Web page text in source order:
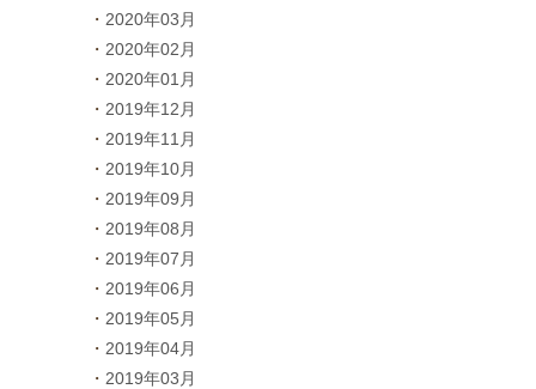
2020年03月
2020年02月
2020年01月
2019年12月
2019年11月
2019年10月
2019年09月
2019年08月
2019年07月
2019年06月
2019年05月
2019年04月
2019年03月